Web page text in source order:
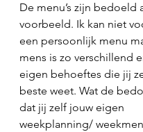
De menu’s zijn bedoeld
voorbeeld. Ik kan niet
een persoonlijk menu
mens is zo verschillend
eigen behoeftes die jij
beste weet. Wat de
dat jij zelf jouw eigen
weekplanning/